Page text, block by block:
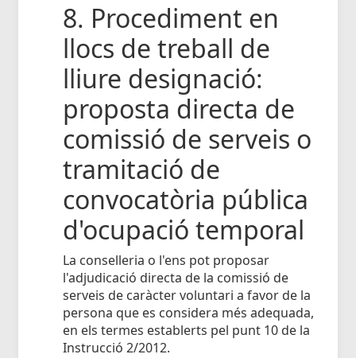
8. Procediment en
llocs de treball de
lliure designació:
proposta directa de
comissió de serveis o
tramitació de
convocatòria pública
d'ocupació temporal
La conselleria o l'ens pot proposar
l'adjudicació directa de la comissió de
serveis de caràcter voluntari a favor de la
persona que es considera més adequada,
en els termes establerts pel punt 10 de la
Instrucció 2/2012.